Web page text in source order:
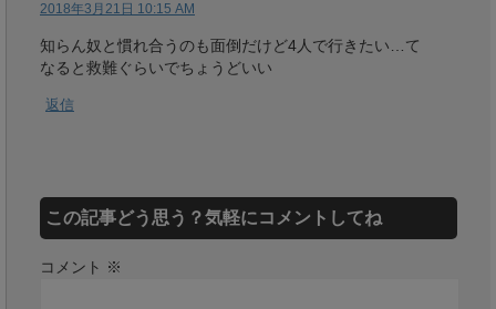
2018年3月21日 10:15 AM
知らん奴と慣れ合うのも面倒だけど4人で行きたい…て
なると救難ぐらいでちょうどいい
返信
この記事どう思う？気軽にコメントしてね
コメント ※